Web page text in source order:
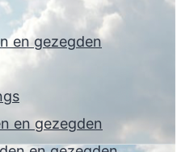
en gezegden
en gezegden